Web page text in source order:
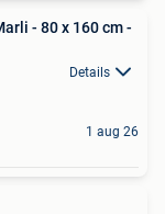
- 80 x 160 cm -
Details
1 aug 26